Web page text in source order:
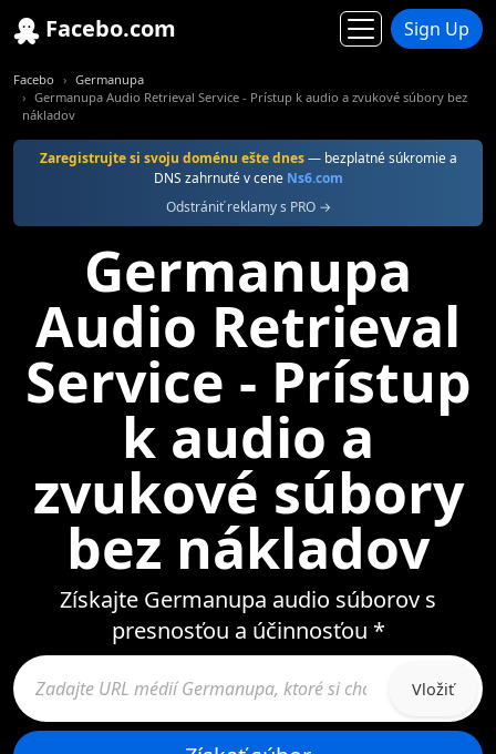
Facebo.com Sign Up
Facebo
Germanupa
Germanupa Audio Retrieval Service - Prístup k audio a zvukové súbory bez
nákladov
Zaregistrujte si svoju doménu ešte dnes— bezplatné súkromie a
DNS zahrnuté v cene Ns6.com
Odstrániť reklamy s PRO →
Germanupa
Audio Retrieval
Service - Prístup
k audio a
zvukové súbory
bez nákladov
Získajte Germanupa audio súborov s
presnosťou a účinnosťou *
Vložiť